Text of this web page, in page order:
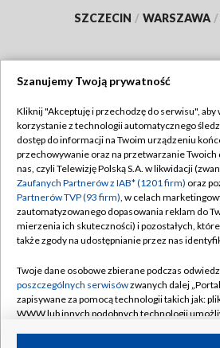
SZCZECIN / WARSZAWA /
TVP
Abonament TVP
Emisja w TVP
Centrum informacji TVP
Naziemna Telewizja Cyfrowa
Rada Programowa
System NOS
Informacje o nadawcy
Regulamin
Polityka
Moje zgody
Pomoc
Kontakt
Kanały
Szanujemy Twoją prywatność
Kliknij "Akceptuję i przechodzę do serwisu", aby
korzystanie z technologii automatycznego
dostęp do informacji na Twoim urządzeniu
przechowywanie oraz na przetwarzanie Twoich
nas, czyli Telewizję Polską S.A. w likwidacji
Zaufanych Partnerów z IAB* (1201 firm) oraz
Partnerów TVP (93 firm), w celach
zautomatyzowanego dopasowania reklam do
mierzenia ich skuteczności) i pozostałych,
także zgody na udostępnianie przez nas
Twoje dane osobowe zbierane podczas
poszczególnych serwisówzwanych dalej
zapisywane za pomocą technologii takich jak:
WWW lub innych podobnych technologii